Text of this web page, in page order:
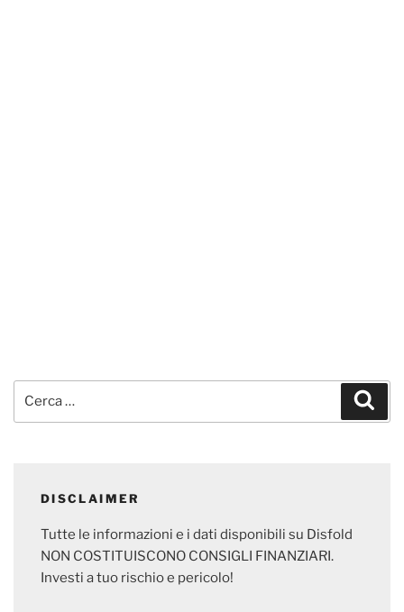
DISCLAIMER
Tutte le informazioni e i dati disponibili su Disfold
NON COSTITUISCONO CONSIGLI FINANZIARI.
Investi a tuo rischio e pericolo!